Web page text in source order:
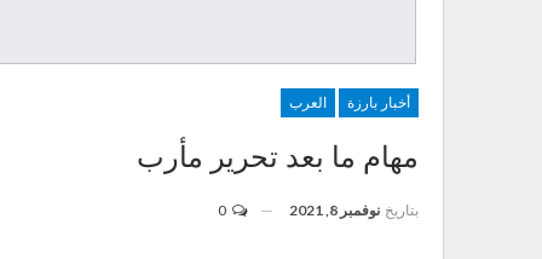
أخبار بارزة العرب
مهام ما بعد تحرير مأرب
بتاريخ نوفمبر 8, 2021